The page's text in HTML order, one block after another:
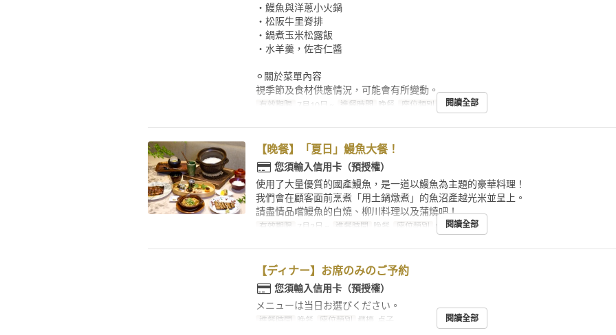
・鰻魚與洋蔥小火鍋
・松阪牛里脊排
・鍋煮玉米松露飯
・水羊羹，佐杏仁醬
⚪︎關於菜單內容
視季節及食材供應情況，可能會有所變動。
有效期限 7月10日 ~ 進餐時間 晚餐 座位類別 櫃檯, 桌子
閱讀全部
【晚餐】「夏日」鰻魚大餐！
您須輸入信用卡（預授權）
使用了大量優質的國產鰻魚，是一道以鰻魚為主題的豪華料理！
我們會在顧客面前烹煮「用土鍋燉煮」的魚沼產越光米並呈上。
請盡情品嚐鰻魚的白燒、柳川料理以及蒲燒吧！
有效期限 7月2日 ~ 進餐時間 晚餐 座位類別 桌子, 櫃檯
閱讀全部
【ディナー】お席のみのご予約
您須輸入信用卡（預授權）
メニューは当日お選びください。
進餐時間 晚餐 座位類別 櫃檯, 桌子 閱讀全部